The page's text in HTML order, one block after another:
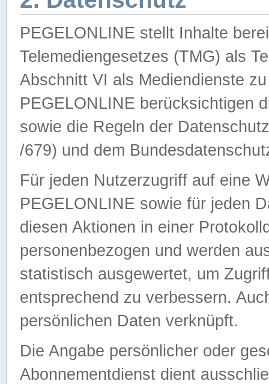
PEGELONLINE stellt Inhalte
Telemediengesetzes (TMG) als
Abschnitt VI als Mediendienste
PEGELONLINE berücksichtigen
sowie die Regeln der
/679) und dem
Für jeden Nutzerzugriff auf eine
PEGELONLINE sowie für jeden
diesen Aktionen in einer
personenbezogen und werden
statistisch ausgewertet, um
entsprechend zu verbessern.
persönlichen Daten verknüpft.
Die Angabe persönlicher oder
Abonnementdienst dient